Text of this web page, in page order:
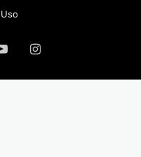
YouTubeInstagram